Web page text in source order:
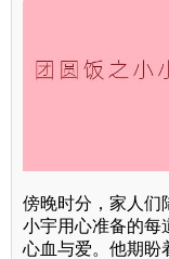
傍晚时分，家人们
小宇用心准备的每
心血与爱。他期盼